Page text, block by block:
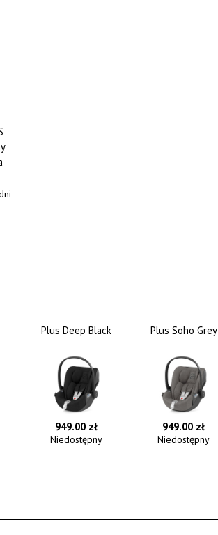
Plus Deep Black
949.00 zł
Niedostępny
Plus Soho Grey
949.00 zł
Niedostępny